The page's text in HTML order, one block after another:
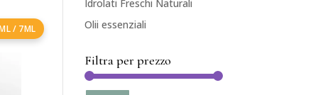
/ 7ML
Idrolati Freschi Naturali
Olii essenziali
Filtra per prezzo